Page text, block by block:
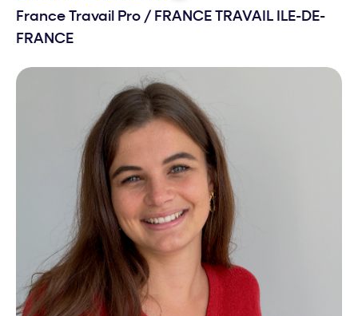
France Travail Pro / FRANCE TRAVAIL ILE-DE-
FRANCE